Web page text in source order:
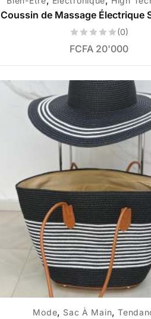
Coussin de Massage Électrique
(0)
FCFA20'000
Mode, Sac À Main,